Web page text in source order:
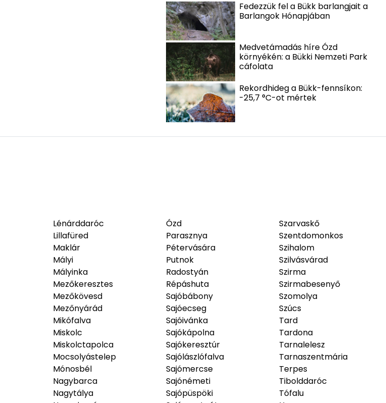
Fedezzük fel a Bükk barlangjait a
Barlangok Hónapjában
Medvetámadás híre Ózd
környékén: a Bükki Nemzeti Park
cáfolata
Rekordhideg a Bükk-fennsíkon:
-25,7 °C-ot mértek
Lénárddaróc
Lillafüred
Maklár
Mályi
Mályinka
Mezőkeresztes
Mezőkövesd
Mezőnyárád
Mikófalva
Miskolc
Miskolctapolca
Mocsolyástelep
Mónosbél
Nagybarca
Nagytálya
Ózd
Parasznya
Pétervására
Putnok
Radostyán
Répáshuta
Sajóbábony
Sajóecseg
Sajóivánka
Sajókápolna
Sajókeresztúr
Sajólászlófalva
Sajómercse
Sajónémeti
Sajópüspöki
Szarvaskő
Szentdomonkos
Szihalom
Szilvásvárad
Szirma
Szirmabesenyő
Szomolya
Szúcs
Tard
Tardona
Tarnalelesz
Tarnaszentmária
Terpes
Tibolddaróc
Tófalu